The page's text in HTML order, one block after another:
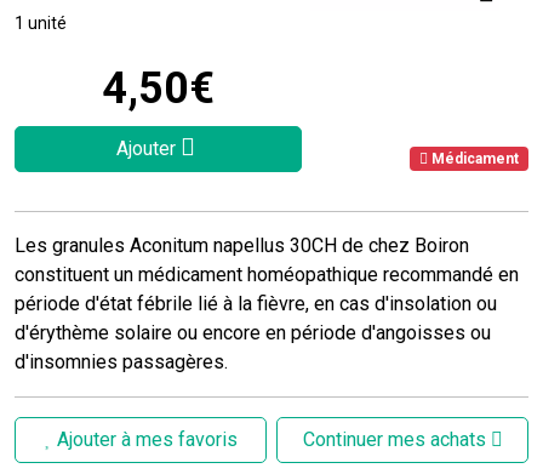
1 unité
4,50€
Ajouter Médicament
Les granules Aconitum napellus 30CH de chez Boiron
constituent un médicament homéopathique recommandé en
période d'état fébrile lié à la fièvre, en cas d'insolation ou
d'érythème solaire ou encore en période d'angoisses ou
d'insomnies passagères.
Ajouter à mes favoris Continuer mes achats